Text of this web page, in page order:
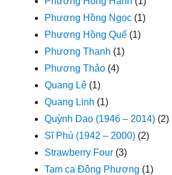
Phương Hồng Ngọc (1)
Phương Hồng Quế (1)
Phương Thanh (1)
Phương Thảo (4)
Quang Lê (1)
Quang Linh (1)
Quỳnh Dao (1946 – 2014) (2)
Sĩ Phú (1942 – 2000) (2)
Strawberry Four (3)
Tam ca Đông Phương (1)